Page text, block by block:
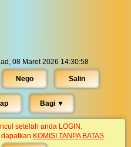
08 Maret 2026 14:30:58
Nego Salin
Bagi ▼︎
setelah anda LOGIN.
KOMISI TANPA BATAS.